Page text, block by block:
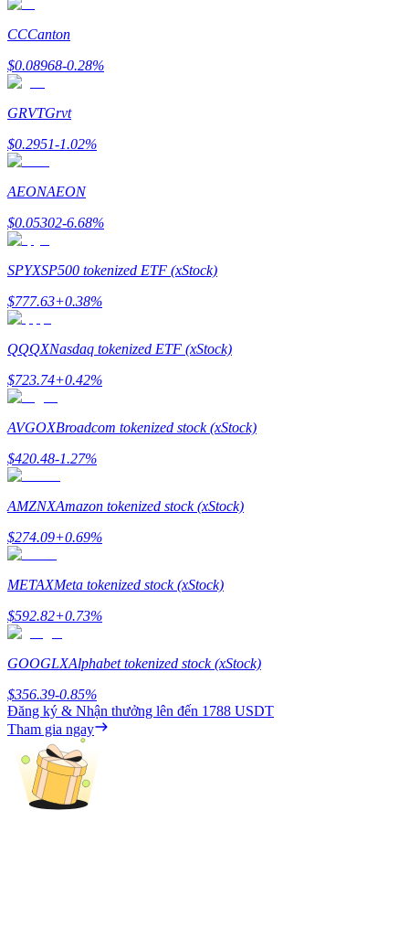
Earn
Power Piggy
Launchpool
Đặt cọc linh hoạt để kiếm được các token phổ biến.
CCCanton
$0.08968-0.28%
GRVTGrvt
$0.2951-1.02%
AEONAEON
$0.05302-6.68%
SPYXSP500 tokenized ETF (xStock)
$777.63+0.38%
QQQXNasdaq tokenized ETF (xStock)
$723.74+0.42%
AVGOXBroadcom tokenized stock (xStock)
$420.48-1.27%
AMZNXAmazon tokenized stock (xStock)
$274.09+0.69%
METAXMeta tokenized stock (xStock)
$592.82+0.73%
GOOGLXAlphabet tokenized stock (xStock)
$356.39-0.85%
Đăng ký & Nhận thưởng lên đến 1788 USDT
Tham gia ngay